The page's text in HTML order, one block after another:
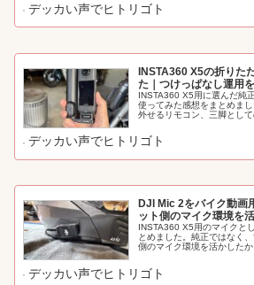
デッカい声でヒトリゴト
INSTA360 X5の折りた
た｜つけっぱなし運用
INSTA360 X5用に選んだ純
使ってみた感想をまとめま
外せるリモコン、三脚とし
デッカい声でヒトリゴト
DJI Mic 2をバイク動画
ット側のマイク環境を
INSTA360 X5用のマイクと
とめました。純正ではなく
側のマイク環境を活かした
デッカい声でヒトリゴト